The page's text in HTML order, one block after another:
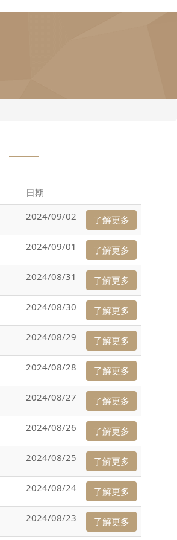
日期
2024/09/02 了解更多
2024/09/01 了解更多
2024/08/31 了解更多
2024/08/30 了解更多
2024/08/29 了解更多
2024/08/28 了解更多
2024/08/27 了解更多
2024/08/26 了解更多
2024/08/25 了解更多
2024/08/24 了解更多
2024/08/23 了解更多